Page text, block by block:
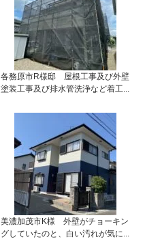
各務原市R様邸 屋根工事及び外壁
塗装工事及び排水管洗浄など着工...
美濃加茂市K様 外壁がチョーキン
グしていたのと、白い汚れが気に...